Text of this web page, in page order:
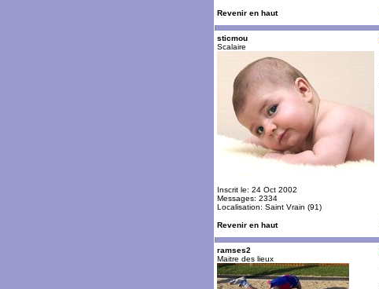
Revenir en haut
sticmou
Scalaire
Inscrit le: 24 Oct 2002
Messages: 2334
Localisation: Saint Vrain (91)
Revenir en haut
ramses2
Maitre des lieux